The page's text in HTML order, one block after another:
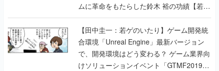
ムに革命をもたらした鈴木 裕の功績【若ゲ
のいたり】
【田中圭一：若ゲのいたり】ゲーム開発統
合環境「Unreal Engine」最新バージョン
で、開発環境はどう変わる？ ゲーム業界向
けソリューションイベント「GTMF2019」